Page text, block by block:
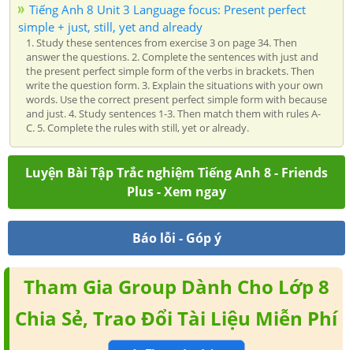
Tiếng Anh 8 Unit 3 Language focus: Present perfect
simple + just, still, yet and already
1. Study these sentences from exercise 3 on page 34. Then
answer the questions. 2. Complete the sentences with just and
the present perfect simple form of the verbs in brackets. Then
write the question form. 3. Explain the situations with your own
words. Use the correct present perfect simple form with because
and just. 4. Study sentences 1-3. Then match them with rules A-
C. 5. Complete the rules with still, yet or already.
Luyện Bài Tập Trắc nghiệm Tiếng Anh 8 - Friends
Plus - Xem ngay
Báo lỗi - Góp ý
Tham Gia Group Dành Cho Lớp 8
Chia Sẻ, Trao Đổi Tài Liệu Miễn Phí